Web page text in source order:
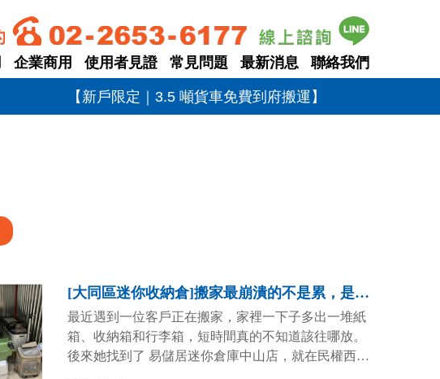
企業商用 使用者見證 常見問題 最新消息 聯絡我們
【新戶限定｜3.5 噸貨車免費到府搬運】
[大同區迷你收納倉]搬家最崩潰的不是累，是東西沒地方放！
最近遇到一位客戶正在搬家，家裡一下子多出一堆紙
箱、收納箱和行李箱，短時間真的不知道該往哪放。
後來她找到了 易儲居迷你倉庫中山店，就在民權西路